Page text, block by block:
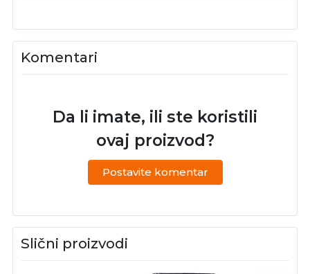
Komentari
Da li imate, ili ste koristili
ovaj proizvod?
Postavite komentar
Slični proizvodi